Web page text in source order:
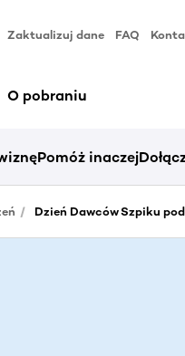
Zaktualizuj dane FAQ
O pobraniu
Pomóż inaczej
Dzień Dawców Szpiku